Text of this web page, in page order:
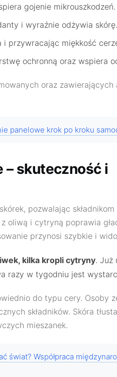
gojenie mikrouszkodzeń.
i wyraźnie odżywia skórę.
i przywracając miękkość
ochronną oraz wspiera
oraz zawierających
panelowe krok po kroku
– skuteczność i
pozwalając
z oliwą i cytryną poprawia
przynosi szybkie i
kilka kropli cytryny. Już
razy w tygodniu jest
do typu cery. Osoby
składników. Skóra
mieszanek.
świat? Współpraca